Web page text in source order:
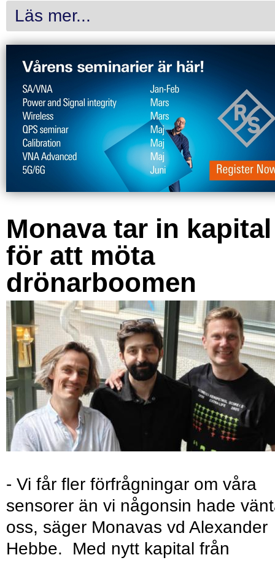
Läs mer...
Monava tar in kapital
för att möta
drönarboomen
- Vi får fler förfrågningar om våra
sensorer än vi någonsin hade
oss, säger Monavas vd Alexander
Hebbe. Med nytt kapital från